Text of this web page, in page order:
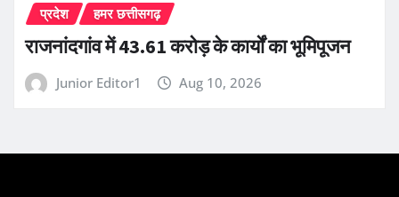
प्रदेश हमर छत्तीसगढ़
राजनांदगांव में 43.61 करोड़ के कार्यों का भूमिपूजन
Junior Editor1 Aug 10, 2026